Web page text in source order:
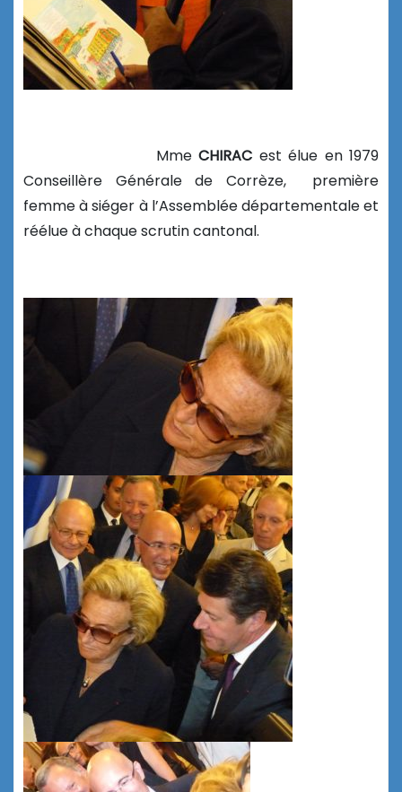
MmeCHIRAC est élue en 1979
Conseillère Générale de Corrèze, première
femme à siéger à l’Assemblée départementale et
réélue à chaque scrutin cantonal.